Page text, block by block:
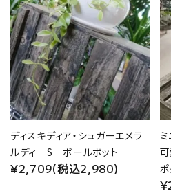
ディスキディア・シュガーエメラ
ルディ S ボールポット
¥2,709(税込2,980)
ポ